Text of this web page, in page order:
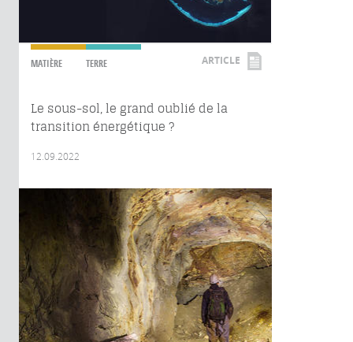
MATIÈRE TERRE ARTICLE
Le sous-sol, le grand oublié de la
transition énergétique ?
12.09.2022